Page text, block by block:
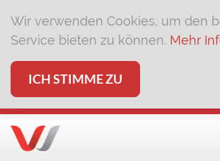
Wir verwenden Cookies, um den
Service bieten zu können. Mehr
ICH STIMME ZU